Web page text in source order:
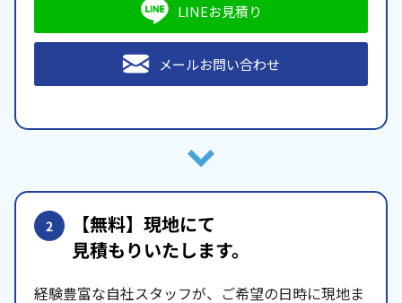
LINEお見積り
メールお問い合わせ
2 【無料】現地にて
見積もりいたします。
経験豊富な自社スタッフが、ご希望の日時に現地ま